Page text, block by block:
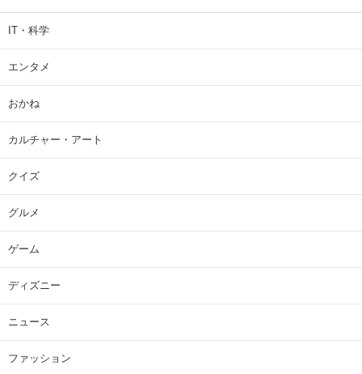
IT・科学
エンタメ
おかね
カルチャー・アート
クイズ
グルメ
ゲーム
ディズニー
ニュース
ファッション